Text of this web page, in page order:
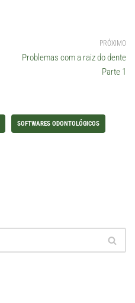
PRÓXIMO
Problemas com a raiz do dente
Parte 1
SOFTWARES ODONTOLÓGICOS